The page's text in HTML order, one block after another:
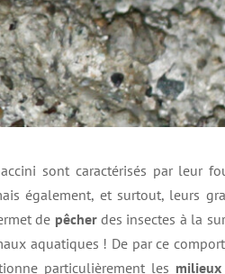
sont caractérisés par leur
également, et surtout, leurs
de pêcher des insectes à la
aquatiques ! De par ce
particulièrement les